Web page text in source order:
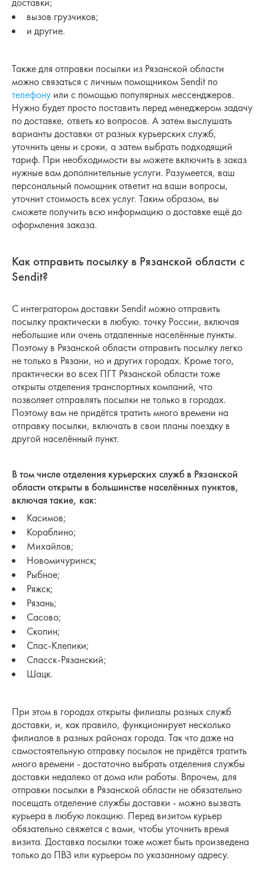
вызов грузчиков;
и другие.
Также для отправки посылки из Рязанской области
можно связаться с личным помощником Sendit по
телефону или с помощью популярных мессенджеров.
Нужно будет просто поставить перед менеджером задачу
по доставке, ответь ко вопросов. А затем выслушать
варианты доставки от разных курьерских служб,
уточнить цены и сроки, а затем выбрать подходящий
тариф. При необходимости вы можете включить в заказ
нужные вам дополнительные услуги. Разумеется, ваш
персональный помощник ответит на ваши вопросы,
уточнит стоимость всех услуг. Таким образом, вы
сможете получить всю информацию о доставке ещё до
оформления заказа.
Как отправить посылку в Рязанской области с
Sendit?
С интегратором доставки Sendit можно отправить
посылку практически в любую. точку России, включая
небольшие или очень отдаленные населённые пункты.
Поэтому в Рязанской области отправить посылку легко
не только в Рязани, но и других городах. Кроме того,
практически во всех ПГТ Рязанской области тоже
открыты отделения транспортных компаний, что
позволяет отправлять посылки не только в городах.
Поэтому вам не придётся тратить много времени на
отправку посылки, включать в свои планы поездку в
другой населённый пункт.
В том числе отделения курьерских служб в Рязанской
области открыты в большинстве населённых пунктов,
включая такие, как:
Касимов;
Кораблино;
Михайлов;
Новомичуринск;
Рыбное;
Ряжск;
Рязань;
Сасово;
Скопин;
Спас-Клепики;
Спасск-Рязанский;
Шацк.
При этом в городах открыты филиалы разных служб
доставки, и, как правило, функционирует несколько
филиалов в разных районах города. Так что даже на
самостоятельную отправку посылок не придётся тратить
много времени - достаточно выбрать отделения службы
доставки недалеко от дома или работы. Впрочем, для
отправки посылки в Рязанской области не обязательно
посещать отделение службы доставки - можно вызвать
курьера в любую локацию. Перед визитом курьер
обязательно свяжется с вами, чтобы уточнить время
визита. Доставка посылки тоже может быть произведена
только до ПВЗ или курьером по указанному адресу.